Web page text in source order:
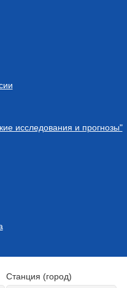
исследования и прогнозы"
Станция (город)